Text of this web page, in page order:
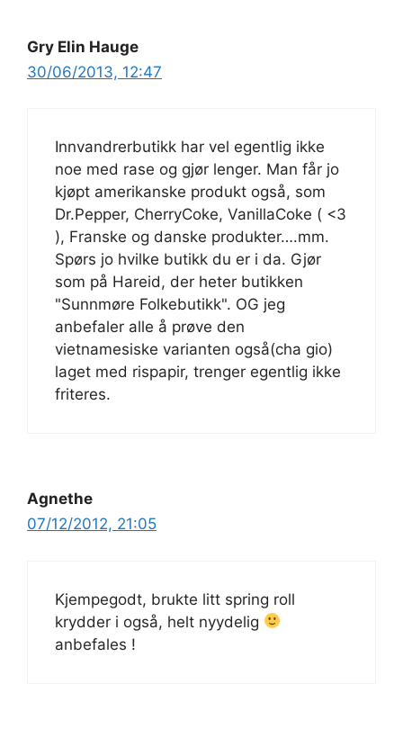
Gry Elin Hauge
30/06/2013, 12:47
Innvandrerbutikk har vel egentlig ikke
noe med rase og gjør lenger. Man får jo
kjøpt amerikanske produkt også, som
Dr.Pepper, CherryCoke, VanillaCoke ( <3
), Franske og danske produkter….mm.
Spørs jo hvilke butikk du er i da. Gjør
som på Hareid, der heter butikken
"Sunnmøre Folkebutikk". OG jeg
anbefaler alle å prøve den
vietnamesiske varianten også(cha gio)
laget med rispapir, trenger egentlig ikke
friteres.
Agnethe
07/12/2012, 21:05
Kjempegodt, brukte litt spring roll
krydder i også, helt nyydelig
anbefales !